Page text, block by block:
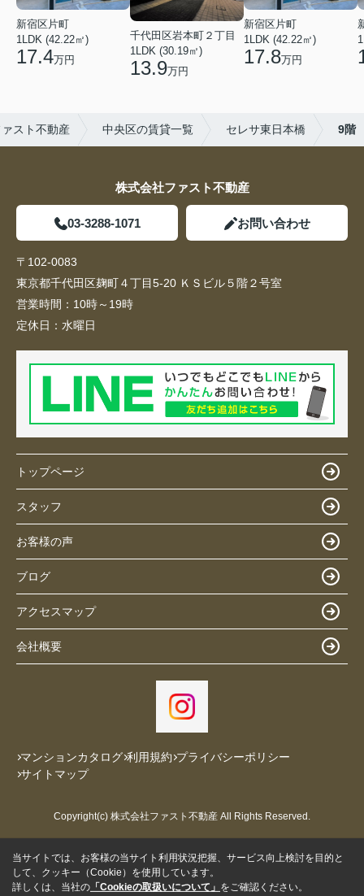
新宿区片町
1LDK (42.22㎡)
17.4万円
千代田区岩本町２丁目
1LDK (30.19㎡)
13.9万円
新宿区片町
1LDK (42.22㎡)
17.8万円
スト不動産 中央区の賃貸一覧 セレサ東日本橋 9階
株式会社ファスト不動産
03-3288-1071 お問い合わせ
〒102-0083
東京都千代田区麹町４丁目5-20 ＫＳビル５階２号室
営業時間： 10時～19時
定休日： 水曜日
トップページ
スタッフ
お客様の声
ブログ
アクセスマップ
会社概要
マンションカタログ 利用規約 プライバシーポリシー
サイトマップ
Copyright(c) 株式会社ファスト不動産 All Rights Reserved.
当サイトでは、お客様の当サイト利用状況把握、サービス向上検討を目的と
して、クッキー（Cookie）を使用しています。
詳しくは、当社の 「Cookieの取扱いについて」 をご確認ください。